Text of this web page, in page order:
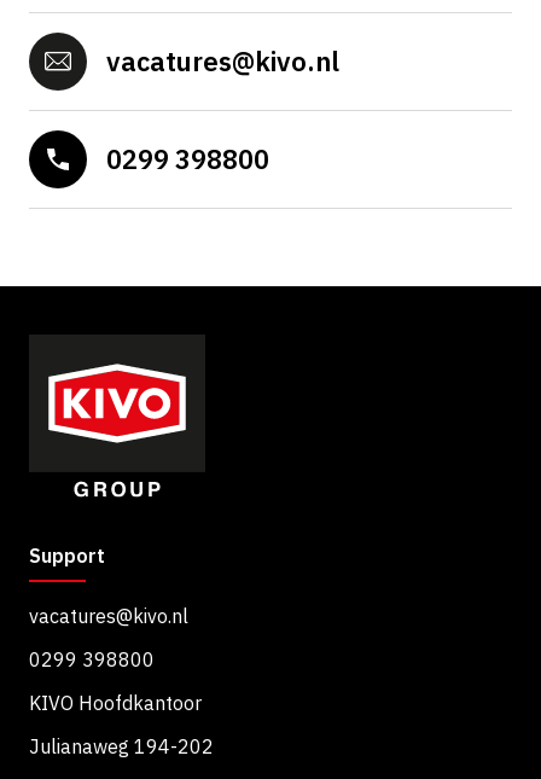
g
vacatures@kivo.nl
0299 398800
Support
vacatures@kivo.nl
0299 398800
KIVO Hoofdkantoor
Julianaweg 194-202